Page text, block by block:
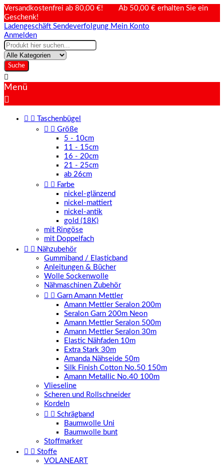
Versandkostenfrei ab 80,00 €! Ab 50,00 € erhalten Sie ein
Geschenk!
Ladengeschäft Sendeverfolgung Mein Konto
Anmelden
Suche

Menü

 
Taschenbügel
  Größe
5 - 10cm
11 - 15cm
16 - 20cm
21 - 25cm
ab 26cm
  Farbe
nickel-glänzend
nickel-mattiert
nickel-antik
gold (18K)
mit Ringöse
mit Doppelfach
  Nähzubehör
Gummiband / Elasticband
Anleitungen & Bücher
Wolle Sockenwolle
Nähmaschinen Zubehör
  Garn Amann Mettler
Amann Mettler Seralon 200m
Seralon Garn 200m Neon
Amann Mettler Seralon 500m
Amann Mettler Seralon 30m
Elastic Nähfaden 10m
Extra Stark 30m
Amanda Nähseide 50m
Silk Finish Cotton No.50 150m
Amann Metallic No.40 100m
Vlieseline
Scheren und Rollschneider
Kordeln
  Schrägband
Baumwolle Uni
Baumwolle bunt
Stoffmarker
  Stoffe
VOLANEART